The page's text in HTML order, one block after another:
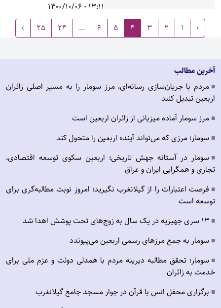
13:11 - 1400/10/06
‹
1
2
3
4
5
6
...
24
25
›
آخرین مطالب
■ مردم با جریان‌سازی رسانه‌ای، مرز سومار را به مسیر اصلی زائران
اربعین تبدیل کنند
■ مرز سومار آماده میزبانی از زائران اربعین است
■ سومار؛ مرزی که می‌تواند آینده اربعین را متحول کند
■ سومار در آستانه جهش تاریخی؛ اربعین سکوی توسعه اقتصادی،
تجاری و همگرایی ایران و عراق
■ فرصت اعتبارات را از گیلانغرب نگیرید؛ امروز نوبت مطالبه‌گری برای
توسعه است
■ ۱۳ سری جهیزیه در یک سال به زوج‌های تحت پوشش اهدا شد
■ سومار به جمع مرزهای رسمی اربعین می‌پیوندد
■ سومار؛ تحقق مطالبه دیرینه مردم با همدلی دولت و عزم ملی برای
خدمت به زائران
■ برگزاری محفل انس با قرآن در جوار مسجد جامع گیلانغرب